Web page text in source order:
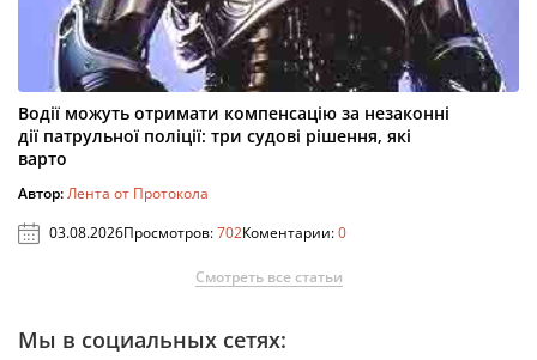
Водії можуть отримати компенсацію за незаконні
дії патрульної поліції: три судові рішення, які
варто
Автор:Лента от Протокола
03.08.2026Просмотров:702Коментарии:0
Смотреть все статьи
Мы в социальных сетях: